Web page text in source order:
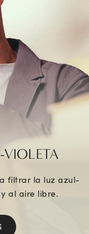
VIOLETA
filtrar la luz azul-
al aire libre.